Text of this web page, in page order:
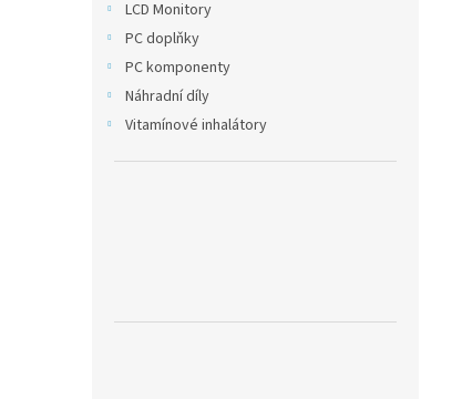
LCD Monitory
PC doplňky
PC komponenty
Náhradní díly
Vitamínové inhalátory